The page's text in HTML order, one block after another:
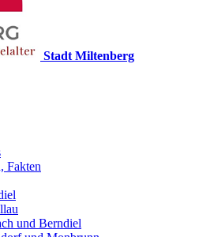
Stadt Miltenberg
Fakten
und Berndiel